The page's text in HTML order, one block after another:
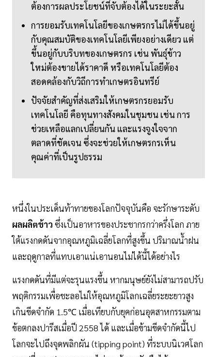
ต้องการผลประโยชน์ที่จับต้องได้ในระยะสั้น
การยอมรับเทคโนโลยีของเกษตรกรไม่ได้ขึ้นอยู่
กับคุณสมบัติของเทคโนโลยีเพียงอย่างเดียว แต่
ขึ้นอยู่กับบริบทของเกษตรกร เช่น พันธุ์ข้าว
ใหม่ต้องขายได้ราคาดี หรือเทคโนโลยีต้อง
สอดคล้องกับวิถีการทำเกษตรอินทรีย์
ปัจจัยสำคัญที่ส่งเสริมให้เกษตรกรยอมรับ
เทคโนโลยี คือทุนทางสังคมในชุมชน เช่น การ
ช่วยเหลือแลกเปลี่ยนกัน และแรงจูงใจจาก
ตลาดที่ชัดเจน ซึ่งจะช่วยให้เกษตรกรเห็น
คุณค่าที่เป็นรูปธรรม
หนึ่งในประเด็นท้าทายของโลกปัจจุบันคือ จะรักษาระดับ
ผลผลิตข้าว ซึ่งเป็นอาหารของประชากรกว่าครึ่งโลก ภาย
ใต้แรงกดดันจากอุณหภูมิเฉลี่ยโลกที่สูงขึ้น ปริมาณน้ำฝน
และฤดูกาลที่แทบเอาแน่เอานอนไม่ได้นี้ได้อย่างไร
แรงกดดันที่มีแต่จะรุนแรงขึ้น หากมนุษย์ยังไม่สามารถปรับ
พฤติกรรมเพื่อชะลอไม่ให้อุณหภูมิโลกเฉลี่ยระยะยาวสูง
เกินขีดจำกัด 1.5℃ เมื่อเทียบกับยุคก่อนอุตสาหกรรมตาม
ข้อตกลงปารีสเมื่อปี 2558 ได้ และเมื่อข้ามขีดจำกัดนี้ไป
โลกจะไปถึงจุดพลิกผัน (tipping point) ที่ระบบนิเวศโลก